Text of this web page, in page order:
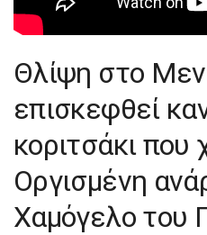
Θλίψη στο
επισκεφθεί
κοριτσάκι που
Οργισμένη
Χαμόγελο του